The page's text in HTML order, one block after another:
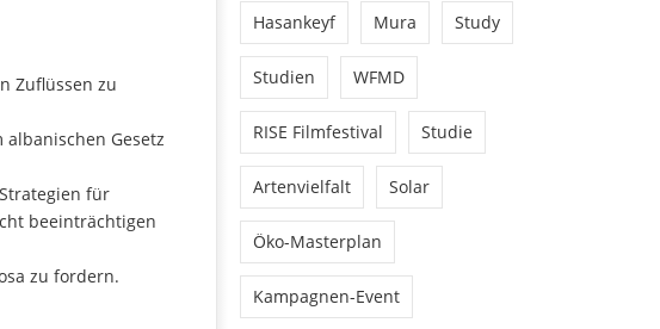
Zuflüssen zu
Gesetz
für
beeinträchtigen
zu fordern.
Hasankeyf Mura Study
Studien WFMD
RISE Filmfestival Studie
Artenvielfalt Solar
Öko-Masterplan
Kampagnen-Event